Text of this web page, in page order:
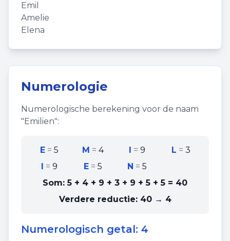
Emil
Amelie
Elena
Numerologie
Numerologische berekening voor de naam
"Emilien":
E= 5 M =4 I = 9 L = 3
I = 9 E =5 N = 5
Som:5 + 4 + 9 + 3 + 9 + 5 + 5 = 40
Verdere reductie: 40 → 4
Numerologisch getal: 4